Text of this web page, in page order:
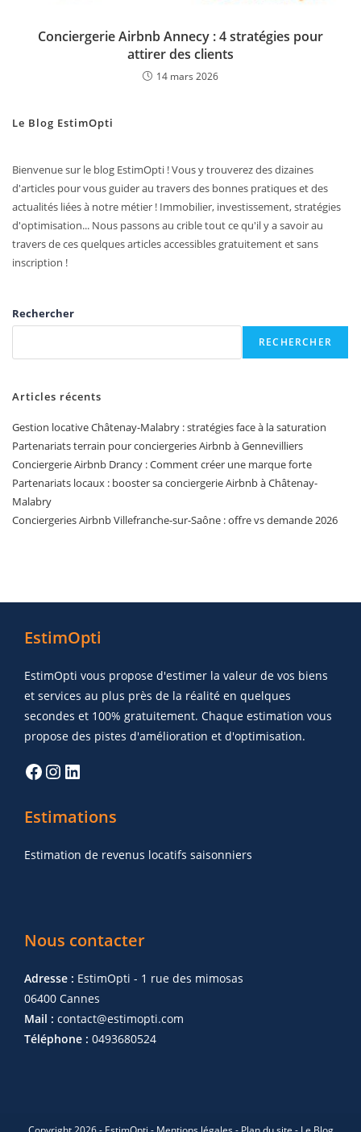
Conciergerie Airbnb Annecy : 4 stratégies pour
attirer des clients
14 mars 2026
Le Blog EstimOpti
Bienvenue sur le blog EstimOpti ! Vous y trouverez des dizaines
d'articles pour vous guider au travers des bonnes pratiques et des
actualités liées à notre métier ! Immobilier, investissement, stratégies
d'optimisation... Nous passons au crible tout ce qu'il y a savoir au
travers de ces quelques articles accessibles gratuitement et sans
inscription !
Rechercher
RECHERCHER
Articles récents
Gestion locative Châtenay-Malabry : stratégies face à la saturation
Partenariats terrain pour conciergeries Airbnb à Gennevilliers
Conciergerie Airbnb Drancy : Comment créer une marque forte
Partenariats locaux : booster sa conciergerie Airbnb à Châtenay-
Malabry
Conciergeries Airbnb Villefranche-sur-Saône : offre vs demande 2026
EstimOpti
EstimOpti vous propose d'estimer la valeur de vos biens
et services au plus près de la réalité en quelques
secondes et 100% gratuitement. Chaque estimation vous
propose des pistes d'amélioration et d'optimisation.
Estimations
Estimation de revenus locatifs saisonniers
Nous contacter
Adresse : EstimOpti - 1 rue des mimosas
06400 Cannes
Mail : contact@estimopti.com
Téléphone : 0493680524